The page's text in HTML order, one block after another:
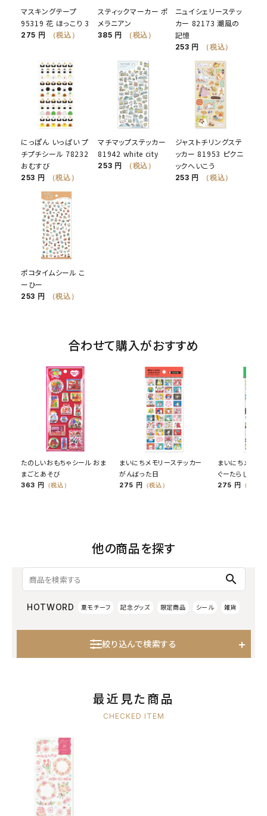
マスキングテープ
95319 花 ほっこり 3
275 円 （税込）
スティックマーカー ポ
メラニアン
385 円 （税込）
ニュイシェリーステッ
カー 82173 潮風の
記憶
253 円 （税込）
にっぽん いっぱい プ
チプチシール 78232
おむすび
253 円 （税込）
マチマップステッカー
81942 white city
253 円 （税込）
ジャストチリングステ
ッカー 81953 ピクニ
ックへいこう
253 円 （税込）
ポコタイムシール こ
ーひー
253 円 （税込）
合わせて購入がおすすめ
たのしいおもちゃシール おま
まごとあそび
363 円 （税込）
まいにちメモリーステッカー
がんばった日
275 円 （税込）
まいにちメモリ
ぐーたらした日
275 円 （税込）
他の商品を探す
search
HOTWORD 夏モチーフ 記念グッズ 限定商品 シール 雑貨
絞り込んで検索する
最近見た商品
CHECKED ITEM